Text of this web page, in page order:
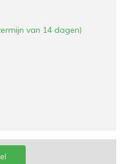
van 14 dagen)